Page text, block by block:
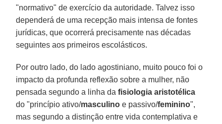
"normativo" de exercício da autoridade. Talvez isso
dependerá de uma recepção mais intensa de fontes
jurídicas, que ocorrerá precisamente nas décadas
seguintes aos primeiros escolásticos.
Por outro lado, do lado agostiniano, muito pouco foi o
impacto da profunda reflexão sobre a mulher, não
pensada segundo a linha dafisiologia aristotélica
do "princípio ativo/masculino e passivo/feminino",
mas segundo a distinção entre vida contemplativa e